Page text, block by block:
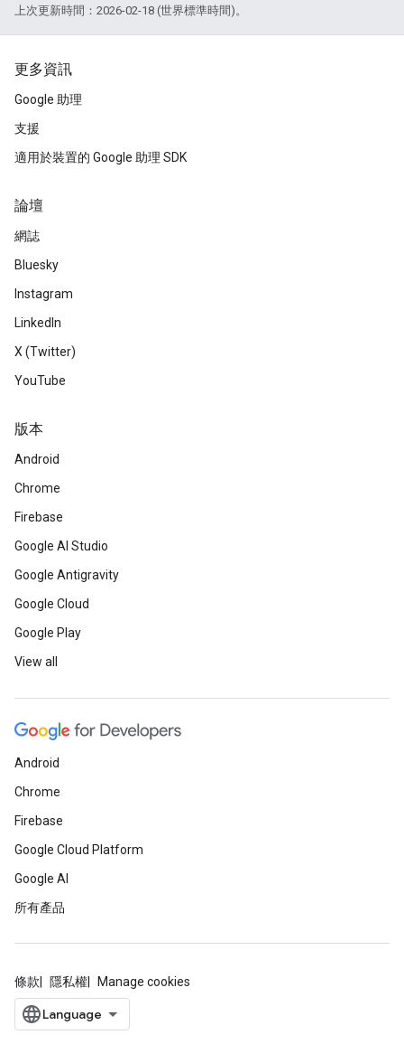
上次更新時間：2026-02-18 (世界標準時間)。
更多資訊
Google 助理
支援
適用於裝置的 Google 助理 SDK
論壇
網誌
Bluesky
Instagram
LinkedIn
X (Twitter)
YouTube
版本
Android
Chrome
Firebase
Google AI Studio
Google Antigravity
Google Cloud
Google Play
View all
Android
Chrome
Firebase
Google Cloud Platform
Google AI
所有產品
條款 隱私權 Manage cookies